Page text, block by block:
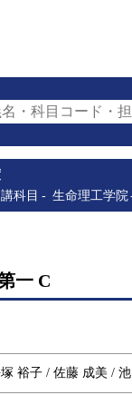
・科目コード・担
科目
生命理工学院
一 C
裕子 / 佐藤 成美 /